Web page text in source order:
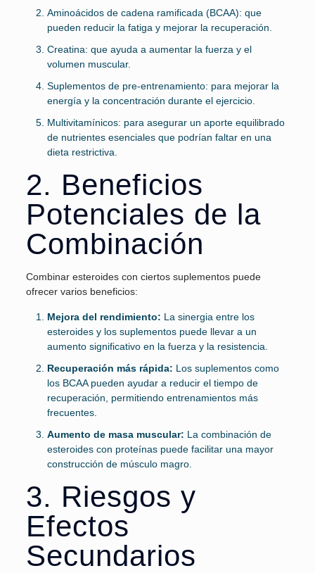
Aminoácidos de cadena ramificada (BCAA): que
pueden reducir la fatiga y mejorar la recuperación.
Creatina: que ayuda a aumentar la fuerza y el
volumen muscular.
Suplementos de pre-entrenamiento: para mejorar la
energía y la concentración durante el ejercicio.
Multivitamínicos: para asegurar un aporte equilibrado
de nutrientes esenciales que podrían faltar en una
dieta restrictiva.
2. Beneficios
Potenciales de la
Combinación
Combinar esteroides con ciertos suplementos puede
ofrecer varios beneficios:
Mejora del rendimiento: La sinergia entre los
esteroides y los suplementos puede llevar a un
aumento significativo en la fuerza y la resistencia.
Recuperación más rápida: Los suplementos como
los BCAA pueden ayudar a reducir el tiempo de
recuperación, permitiendo entrenamientos más
frecuentes.
Aumento de masa muscular: La combinación de
esteroides con proteínas puede facilitar una mayor
construcción de músculo magro.
3. Riesgos y
Efectos
Secundarios